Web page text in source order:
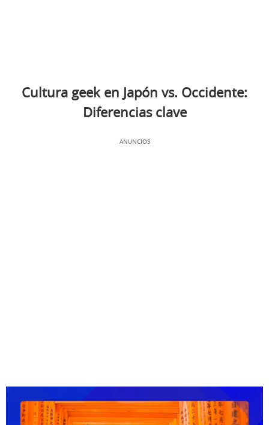
Cultura geek en Japón vs. Occidente:
Diferencias clave
ANUNCIOS